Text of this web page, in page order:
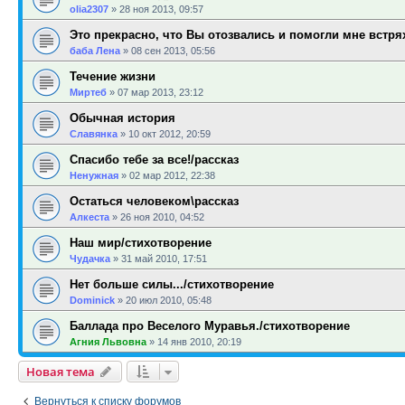
olia2307 » 28 ноя 2013, 09:57
Это прекрасно, что Вы отозвались и помогли мне
баба Лена » 08 сен 2013, 05:56
Течение жизни
Миртеб » 07 мар 2013, 23:12
Обычная история
Славянка » 10 окт 2012, 20:59
Спасибо тебе за все!/рассказ
Ненужная » 02 мар 2012, 22:38
Остаться человеком\рассказ
Алкеста » 26 ноя 2010, 04:52
Наш мир/стихотворение
Чудачка » 31 май 2010, 17:51
Нет больше силы.../стихотворение
Dominick » 20 июл 2010, 05:48
Баллада про Веселого Муравья./стихотворение
Агния Львовна » 14 янв 2010, 20:19
Новая тема
Вернуться к списку форумов